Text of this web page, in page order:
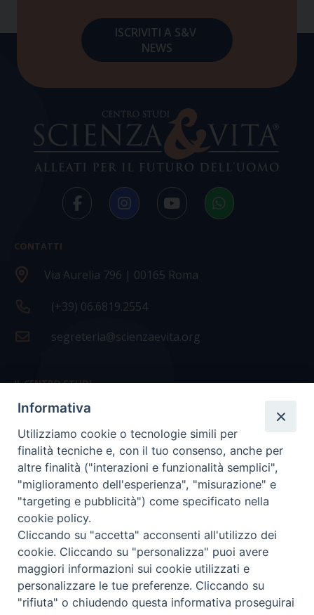
CONTATTI
Via Aurelia 796 | 00165 Roma
(+39) 06.6819.2554
segreteria@scienzaevita.org
IL CENTRO STUDI
La nostra storia
Statuto
Presidenza e ufficio presidenza
Consiglio scientifico
Coordinamento nazionale
COPYRIGHT Scienza & Vita - C.F96600690588- Tutti i
Informativa
Utilizziamo cookie o tecnologie simili per
finalità tecniche e, con il tuo consenso, anche per
altre finalità ("interazioni e funzionalità semplici",
"miglioramento dell'esperienza", "misurazione" e
"targeting e pubblicità") come specificato nella
cookie policy.
Cliccando su "accetta" acconsenti all'utilizzo dei
cookie. Cliccando su "personalizza" puoi avere
maggiori informazioni sui cookie utilizzati e
personalizzare le tue preferenze. Cliccando su
"rifiuta" o chiudendo questa informativa proseguirai